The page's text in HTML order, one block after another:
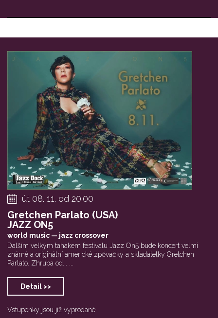
út 08. 11. od 20:00
Gretchen Parlato (USA)
JAZZ ON5
world music — jazz crossover
Dalším velkým tahákem festivalu Jazz On5 bude koncert velmi
známé a originální americké zpěvačky a skladatelky Gretchen
Parlato. Zhruba od... ...
Detail >>
Vstupenky jsou již vyprodané